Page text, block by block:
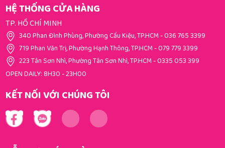
HỆ THỐNG CỬA HÀNG
TP. HỒ CHÍ MINH
340 Phan Đình Phùng, Phường Cầu Kiệu, TP.HCM-036 765 3399
719 Phan Văn Trị, Phường Hạnh Thông, TP.HCM-079 779 3399
223 Tân Sơn Nhì, Phường Tân Sơn Nhì, TP.HCM-0335 053 399
OPEN DAILY: 8H30 - 23H00
KẾT NỐI VỚI CHÚNG TÔI